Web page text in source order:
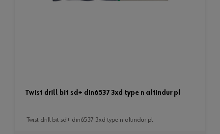
twist drill bit sd+ din6537 3xd type n altindur pl
twist drill bit sd+ din6537 3xd type n altindur pl